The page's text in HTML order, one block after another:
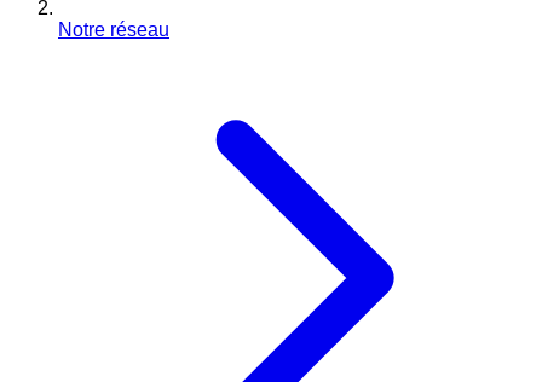
Notre réseau